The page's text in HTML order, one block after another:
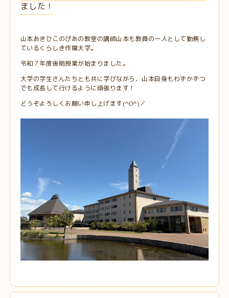
ました！
山本あきひこのぴあの教室の講師山本も教員の一人として勤務し
ているくらしき作陽大学。
令和７年度後期授業が始まりました。
大学の学生さんたちとも共に学びながら、山本自身もわずかずつ
でも成長して行けるように頑張ります！
どうぞよろしくお願い申し上げます(^O^)／